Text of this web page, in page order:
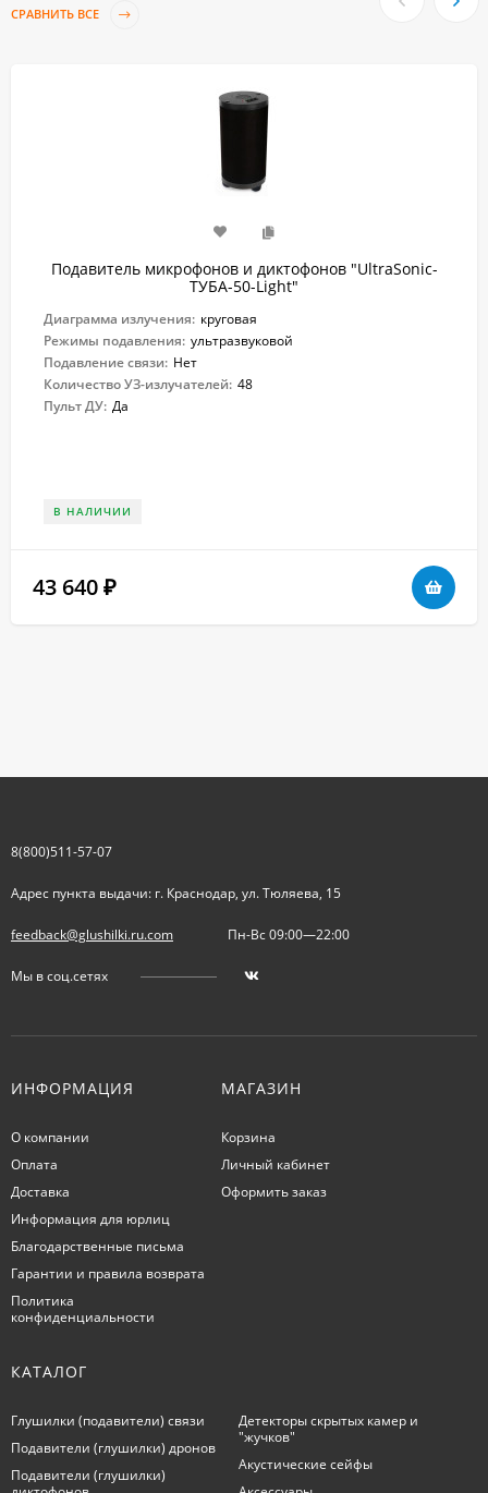
СРАВНИТЬ ВСЕ
Подавитель микрофонов и диктофонов "UltraSonic-
ТУБА-50-Light"
Диаграмма излучения: круговая
Режимы подавления: ультразвуковой
Подавление связи: Нет
Количество УЗ-излучателей: 48
Пульт ДУ: Да
В НАЛИЧИИ
43 640 ₽
8(800)511-57-07
Адрес пункта выдачи: г. Краснодар, ул. Тюляева, 15
feedback@glushilki.ru.com Пн-Вс 09:00—22:00
Мы в соц.сетях
ИНФОРМАЦИЯ
О компании
Оплата
Доставка
Информация для юрлиц
Благодарственные письма
Гарантии и правила возврата
Политика
конфиденциальности
МАГАЗИН
Корзина
Личный кабинет
Оформить заказ
КАТАЛОГ
Глушилки (подавители) связи
Подавители (глушилки) дронов
Подавители (глушилки)
Детекторы скрытых камер и
"жучков"
Акустические сейфы